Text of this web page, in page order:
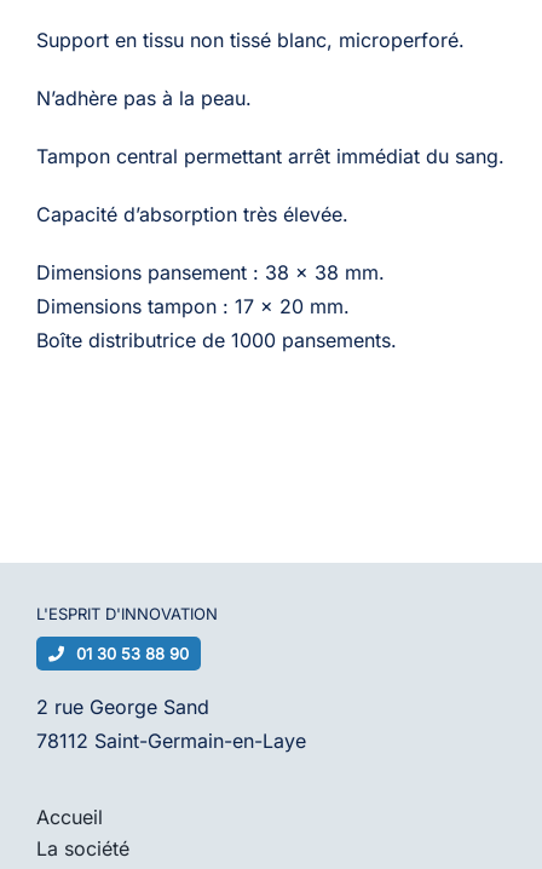
Support en tissu non tissé blanc, microperforé.
N’adhère pas à la peau.
Tampon central permettant arrêt immédiat du sang.
Capacité d’absorption très élevée.
Dimensions pansement : 38 x 38 mm.
Dimensions tampon : 17 x 20 mm.
Boîte distributrice de 1000 pansements.
L'ESPRIT D'INNOVATION
01 30 53 88 90
2 rue George Sand
78112 Saint-Germain-en-Laye
Accueil
La société